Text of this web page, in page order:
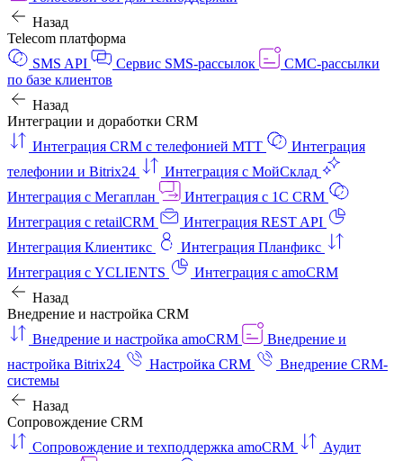
Назад
Telecom платформа
SMS API
Сервис SMS-рассылок
СМС-рассылки
по базе клиентов
Назад
Интеграции и доработки CRM
Интеграция CRM с телефонией МТТ
Интеграция
телефонии и Bitrix24
Интеграция с МойСклад
Интеграция с Мегаплан
Интеграция с 1C CRM
Интеграция с retailCRM
Интеграция REST API
Интеграция Клиентикс
Интеграция Планфикс
Интеграция с YCLIENTS
Интеграция с amoCRM
Назад
Внедрение и настройка CRM
Внедрение и настройка amoCRM
Внедрение и
настройка Bitrix24
Настройка CRM
Внедрение CRM-
системы
Назад
Сопровождение CRM
Сопровождение и техподдержка amoCRM
Аудит